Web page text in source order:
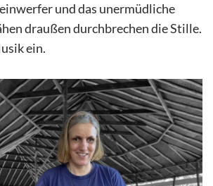
und das unermüdliche
draußen durchbrechen die Stille.
ein.